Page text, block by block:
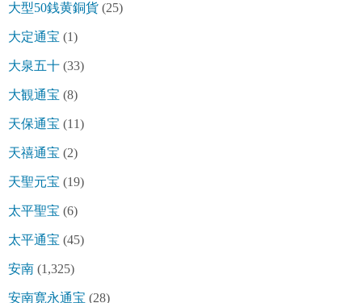
大型50銭黄銅貨 (25)
大定通宝 (1)
大泉五十 (33)
大観通宝 (8)
天保通宝 (11)
天禧通宝 (2)
天聖元宝 (19)
太平聖宝 (6)
太平通宝 (45)
安南 (1,325)
安南寛永通宝 (28)